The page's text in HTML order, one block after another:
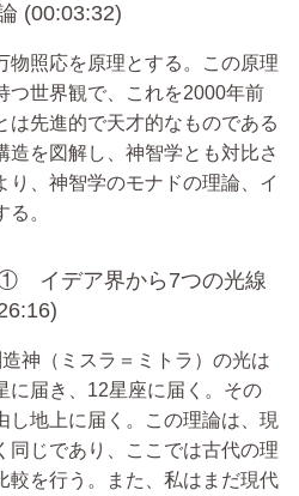
(00:03:32)
物照応を原理とする。この原理
つ世界観で、これを2000年前
は先進的で天才的なものである
造を図解し、神智学とも対比さ
り、神智学のモナドの理論、イ
。
① イデア界から7つの光線
神（ミスラ＝ミトラ）の光は
に届き、12星座に届く。その
し地上に届く。この理論は、現
同じであり、ここでは古代の理
較を行う。また、私はまだ現代